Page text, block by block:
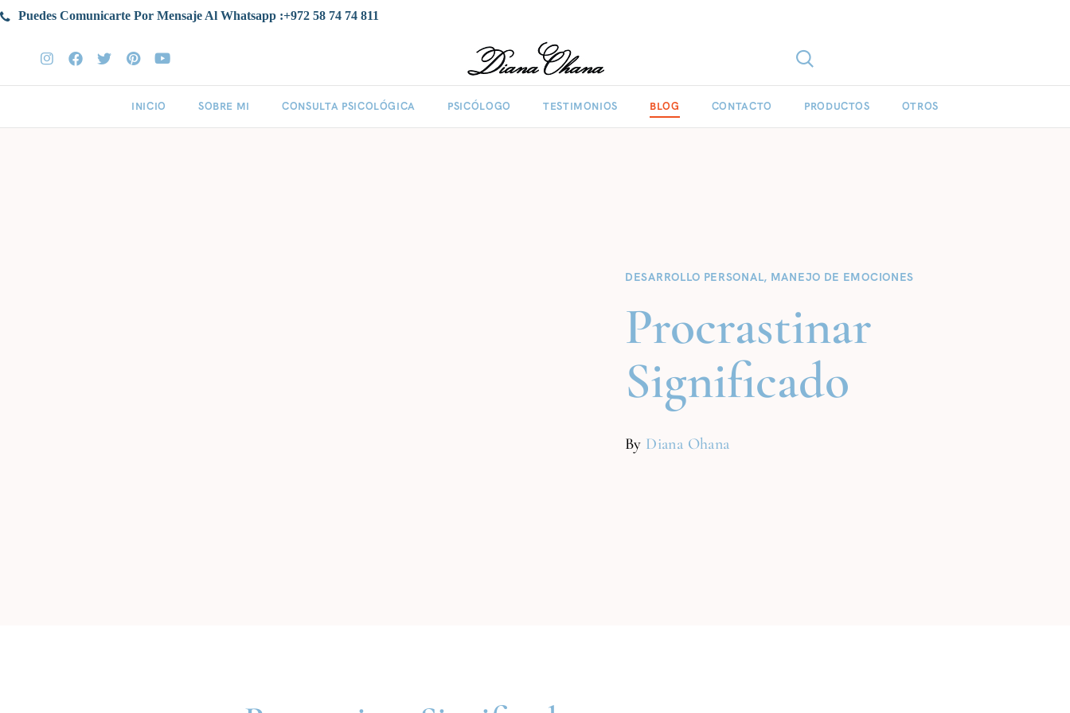
Puedes Comunicarte Por Mensaje Al Whatsapp :+972 58 74 74 811
INICIO SOBRE MI CONSULTA PSICOLÓGICA PSICÓLOGO TESTIMONIOS BLOG CONTACTO PRODUCTOS OTROS
DESARROLLO PERSONAL, MANEJO DE EMOCIONES
Procrastinar
Significado
By Diana Ohana